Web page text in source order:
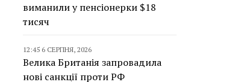
виманили у пенсіонерки $18
тисяч
12:45 6 СЕРПНЯ, 2026
Велика Британія запровадила
нові санкції проти РФ